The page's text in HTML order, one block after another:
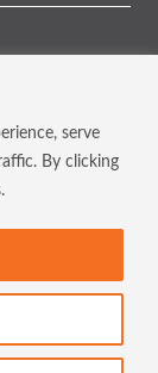
serve
By clicking
Pelsis Limited